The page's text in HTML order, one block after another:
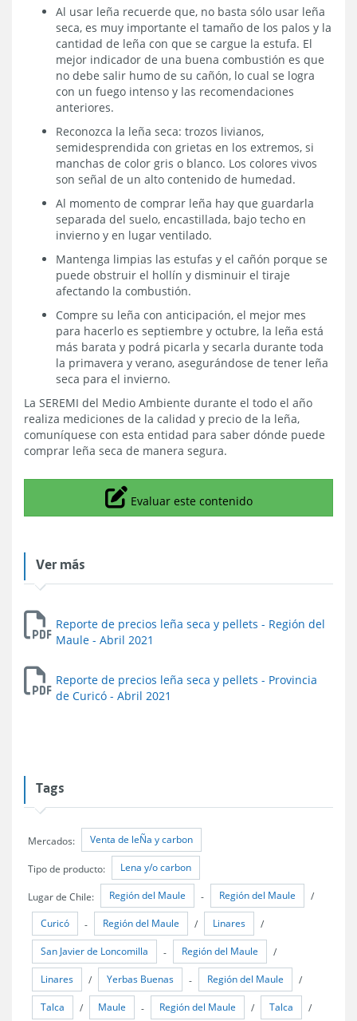
Al usar leña recuerde que, no basta sólo usar leña
seca, es muy importante el tamaño de los palos y la
cantidad de leña con que se cargue la estufa. El
mejor indicador de una buena combustión es que
no debe salir humo de su cañón, lo cual se logra
con un fuego intenso y las recomendaciones
anteriores.
Reconozca la leña seca: trozos livianos,
semidesprendida con grietas en los extremos, si
manchas de color gris o blanco. Los colores vivos
son señal de un alto contenido de humedad.
Al momento de comprar leña hay que guardarla
separada del suelo, encastillada, bajo techo en
invierno y en lugar ventilado.
Mantenga limpias las estufas y el cañón porque se
puede obstruir el hollín y disminuir el tiraje
afectando la combustión.
Compre su leña con anticipación, el mejor mes
para hacerlo es septiembre y octubre, la leña está
más barata y podrá picarla y secarla durante toda
la primavera y verano, asegurándose de tener leña
seca para el invierno.
La SEREMI del Medio Ambiente durante el todo el año
realiza mediciones de la calidad y precio de la leña,
comuníquese con esta entidad para saber dónde puede
comprar leña seca de manera segura.
Icono
Evaluar este contenido
Ver más
Reporte de precios leña seca y pellets - Región del
Maule - Abril 2021
Reporte de precios leña seca y pellets - Provincia
de Curicó - Abril 2021
Tags
Mercados: Venta de leÑa y carbon
Tipo de producto: Lena y/o carbon
Lugar de Chile: Región del Maule - Región del Maule /
Curicó - Región del Maule / Linares /
San Javier de Loncomilla - Región del Maule /
Linares / Yerbas Buenas - Región del Maule /
Talca / Maule - Región del Maule / Talca /